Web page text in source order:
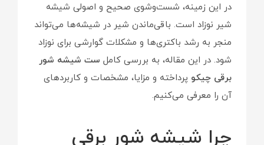
در این زمینه، شست‌وشوی صحیح و اصولی شیشه
شیر نوزاد است. باقی‌ماندن شیر در شیشه‌ها می‌تواند
منجر به رشد باکتری‌ها و مشکلات گوارشی برای نوزاد
شود. در این مقاله، به بررسی کامل ست شیشه شور
برقی چیکو پرداخته و مزایا، مشخصات و کاربردهای
آن را معرفی می‌کنیم.
چرا شیشه شور برقی